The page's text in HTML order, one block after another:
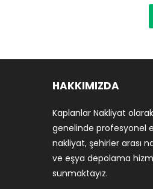
HAKKIMIZDA
Kaplanlar Nakliyat
genelinde profesyonel
nakliyat, şehirler arası
ve eşya depolama
sunmaktayız.